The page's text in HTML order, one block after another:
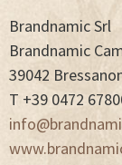
Brandnamic Srl
Brandnamic
39042
T +39 0472